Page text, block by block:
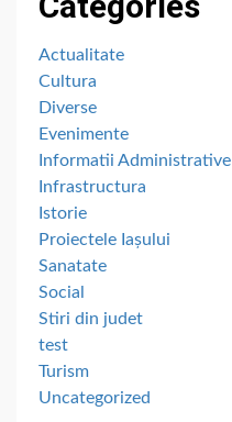
Actualitate
Cultura
Diverse
Evenimente
Informatii Administrative
Infrastructura
Istorie
Proiectele Iașului
Sanatate
Social
Stiri din judet
test
Turism
Uncategorized